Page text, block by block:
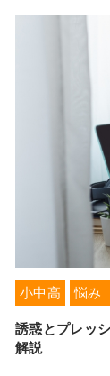
小中高 悩み
誘惑とプレッ
解説